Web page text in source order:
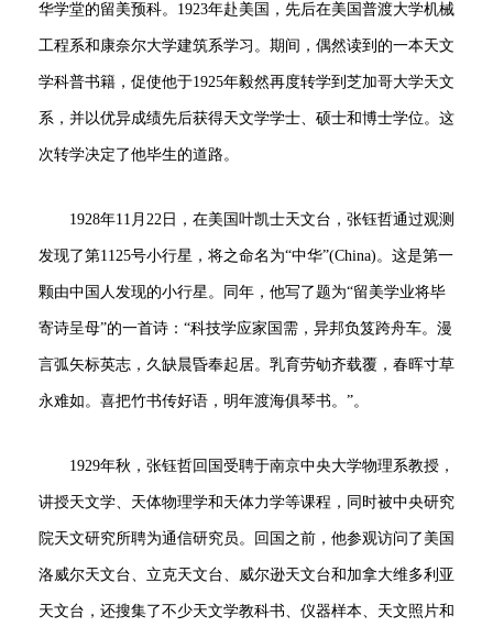
华学堂的留美预科。1923年赴美国，先后在美国普渡大学机械
工程系和康奈尔大学建筑系学习。期间，偶然读到的一本天文
学科普书籍，促使他于1925年毅然再度转学到芝加哥大学天文
系，并以优异成绩先后获得天文学学士、硕士和博士学位。这
次转学决定了他毕生的道路。
1928年11月22日，在美国叶凯士天文台，张钰哲通过观测
发现了第1125号小行星，将之命名为“中华”(China)。这是第一
颗由中国人发现的小行星。同年，他写了题为“留美学业将毕
寄诗呈母”的一首诗：“科技学应家国需，异邦负笈跨舟车。漫
言弧矢标英志，久缺晨昏奉起居。乳育劳劬齐载覆，春晖寸草
永难如。喜把竹书传好语，明年渡海俱琴书。”。
1929年秋，张钰哲回国受聘于南京中央大学物理系教授，
讲授天文学、天体物理学和天体力学等课程，同时被中央研究
院天文研究所聘为通信研究员。回国之前，他参观访问了美国
洛威尔天文台、立克天文台、威尔逊天文台和加拿大维多利亚
天文台，还搜集了不少天文学教科书、仪器样本、天文照片和